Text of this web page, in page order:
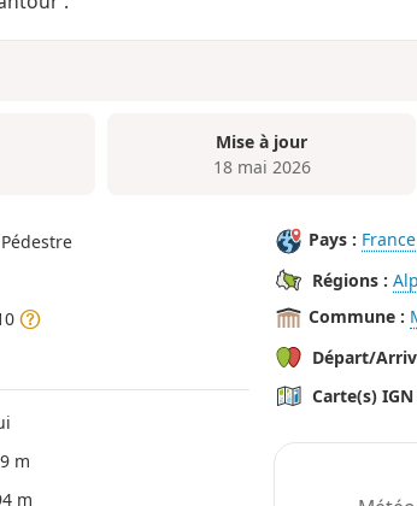
Mise à jour
18 mai 2026
m
m
Pays : France
Régions :
Commune :
Départ/
Carte(s) IGN